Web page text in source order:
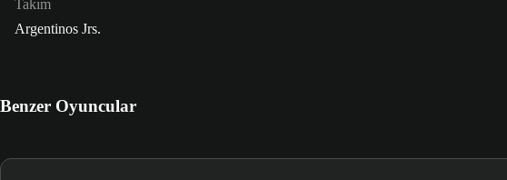
Takım
Argentinos Jrs.
Benzer Oyuncular